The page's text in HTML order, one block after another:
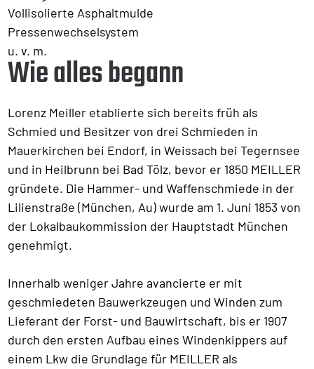
Vollisolierte Asphaltmulde
Pressenwechselsystem
u. v. m.
Wie alles begann
Lorenz Meiller etablierte sich bereits früh als
Schmied und Besitzer von drei Schmieden in
Mauerkirchen bei Endorf, in Weissach bei Tegernsee
und in Heilbrunn bei Bad Tölz, bevor er 1850 MEILLER
gründete. Die Hammer- und Waffenschmiede in der
Lilienstraße (München, Au) wurde am 1. Juni 1853 von
der Lokalbaukommission der Hauptstadt München
genehmigt.
Innerhalb weniger Jahre avancierte er mit
geschmiedeten Bauwerkzeugen und Winden zum
Lieferant der Forst- und Bauwirtschaft, bis er 1907
durch den ersten Aufbau eines Windenkippers auf
einem Lkw die Grundlage für MEILLER als